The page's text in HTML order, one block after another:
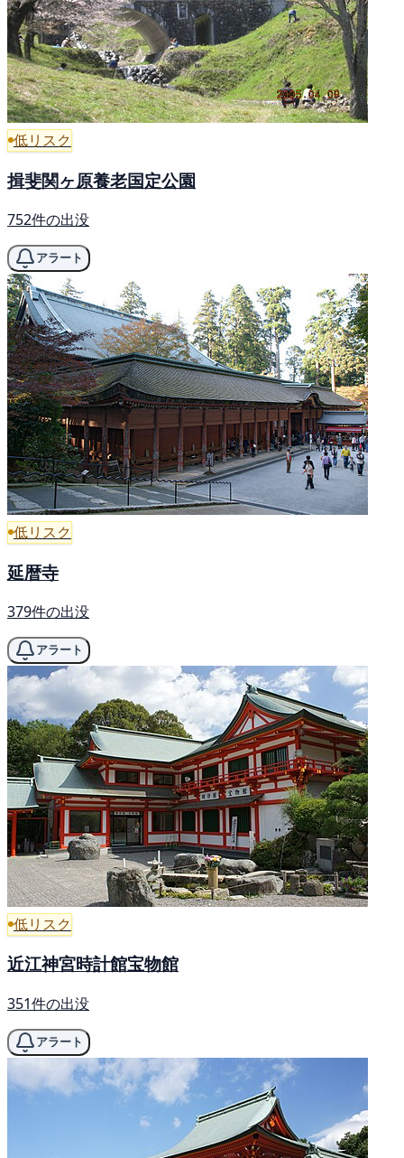
低リスク
揖斐関ヶ原養老国定公園
752件の出没
アラート
低リスク
延暦寺
379件の出没
アラート
低リスク
近江神宮時計館宝物館
351件の出没
アラート